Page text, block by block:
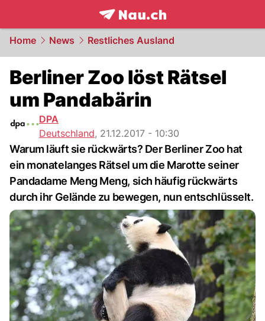
frontpage.NAU.ch
Home News Restliches Ausland
Berliner Zoo löst Rätsel
um Pandabärin
DPA
Deutschland, 21.12.2017 - 10:30
Warum läuft sie rückwärts? Der Berliner Zoo hat
ein monatelanges Rätsel um die Marotte seiner
Pandadame Meng Meng, sich häufig rückwärts
durch ihr Gelände zu bewegen, nun entschlüsselt.